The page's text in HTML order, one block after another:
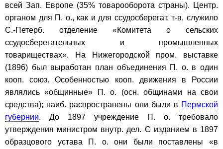
всей Зап. Европе (35% товарооборота страны). Центр.
органом для П. о., как и для ссудосберегат. т-в, служило
С.-Петерб. отделение «Комитета о сельских
ссудосберегательных и промышленных
товариществах». На Нижегородской пром. выставке
(1896) был выработан план объединения П. о. в один
кооп. союз. Особенностью кооп. движения в России
являлись «общинные» П. о. (осн. общинами на свои
средства); наиб. распространены они были в Пермской
губернии. До 1897 учреждение П. о. требовало
утверждения министром внутр. дел. С изданием в 1897
образцового устава П. о. они были поставлены «в